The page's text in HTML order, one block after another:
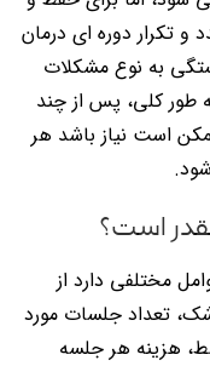
و تکرار دوره ای درمان
به نوع مشکلات
طور کلی، پس از چند
است نیاز باشد هر
است؟
مختلفی دارد از
تعداد جلسات مورد
هزینه هر جلسه